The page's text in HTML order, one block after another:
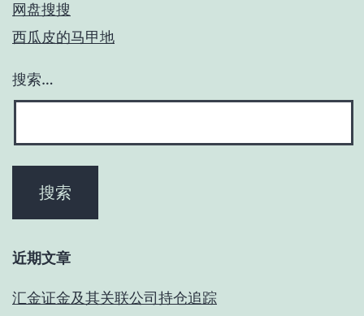
网盘搜搜
西瓜皮的马甲地
搜索…
近期文章
汇金证金及其关联公司持仓追踪